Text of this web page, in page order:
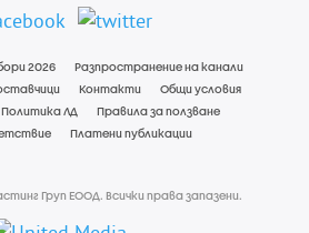
2026
Разпространение на канали
Контакти
Общи условия
Политика ЛД
Правила за ползване
Платени публикации
Груп ЕООД. Всички права запазени.